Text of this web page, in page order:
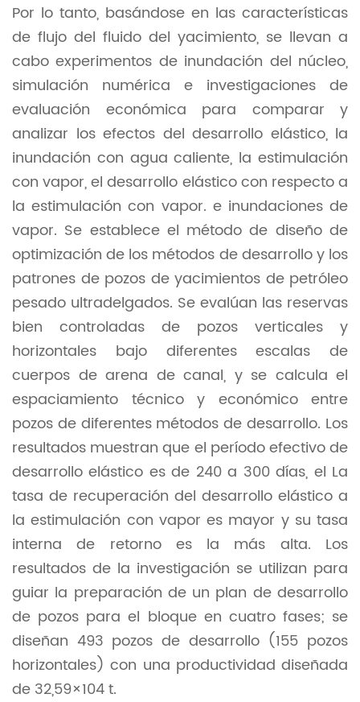
Por lo tanto, basándose en las características
de flujo del fluido del yacimiento, se llevan a
cabo experimentos de inundación del núcleo,
simulación numérica e investigaciones de
evaluación económica para comparar y
analizar los efectos del desarrollo elástico, la
inundación con agua caliente, la estimulación
con vapor, el desarrollo elástico con respecto a
la estimulación con vapor. e inundaciones de
vapor. Se establece el método de diseño de
optimización de los métodos de desarrollo y los
patrones de pozos de yacimientos de petróleo
pesado ultradelgados. Se evalúan las reservas
bien controladas de pozos verticales y
horizontales bajo diferentes escalas de
cuerpos de arena de canal, y se calcula el
espaciamiento técnico y económico entre
pozos de diferentes métodos de desarrollo. Los
resultados muestran que el período efectivo de
desarrollo elástico es de 240 a 300 días, el La
tasa de recuperación del desarrollo elástico a
la estimulación con vapor es mayor y su tasa
interna de retorno es la más alta. Los
resultados de la investigación se utilizan para
guiar la preparación de un plan de desarrollo
de pozos para el bloque en cuatro fases; se
diseñan 493 pozos de desarrollo (155 pozos
horizontales) con una productividad diseñada
de 32,59×104 t.